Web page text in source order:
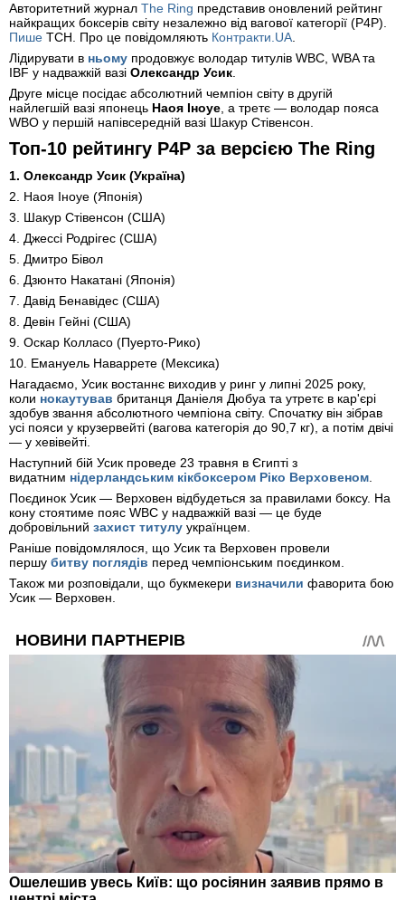
Авторитетний журнал The Ring представив оновлений рейтинг
найкращих боксерів світу незалежно від вагової категорії (Р4Р).
Пише ТСН. Про це повідомляють Контракти.UA.
Лідирувати в ньому продовжує володар титулів WBC, WBA та
IBF у надважкій вазі Олександр Усик.
Друге місце посідає абсолютний чемпіон світу в другій
найлегшій вазі японець Наоя Іноуе, а третє — володар пояса
WBO у першій напівсередній вазі Шакур Стівенсон.
Топ-10 рейтингу P4P за версією The Ring
1. Олександр Усик (Україна)
2. Наоя Іноуе (Японія)
3. Шакур Стівенсон (США)
4. Джессі Родрігес (США)
5. Дмитро Бівол
6. Дзюнто Накатані (Японія)
7. Давід Бенавідес (США)
8. Девін Гейні (США)
9. Оскар Колласо (Пуерто-Рико)
10. Емануель Наваррете (Мексика)
Нагадаємо, Усик востаннє виходив у ринг у липні 2025 року,
коли нокаутував британця Даніеля Дюбуа та утретє в кар'єрі
здобув звання абсолютного чемпіона світу. Спочатку він зібрав
усі пояси у крузервейті (вагова категорія до 90,7 кг), а потім двічі
— у хевівейті.
Наступний бій Усик проведе 23 травня в Єгипті з
видатним нідерландським кікбоксером Ріко Верховеном.
Поєдинок Усик — Верховен відбудеться за правилами боксу. На
кону стоятиме пояс WBC у надважкій вазі — це буде
добровільний захист титулу українцем.
Раніше повідомлялося, що Усик та Верховен провели
першу битву поглядів перед чемпіонським поєдинком.
Також ми розповідали, що букмекери визначили фаворита бою
Усик — Верховен.